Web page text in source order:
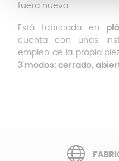
fuera nueva.
Está fabricada en
cuenta con unas
empleo de la propia
3 modos: cerrado,